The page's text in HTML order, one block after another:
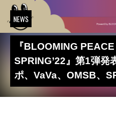
NEWS
『BLOOMING
SPRING’22』第1弾発
ポ、VaVa、OMSB、